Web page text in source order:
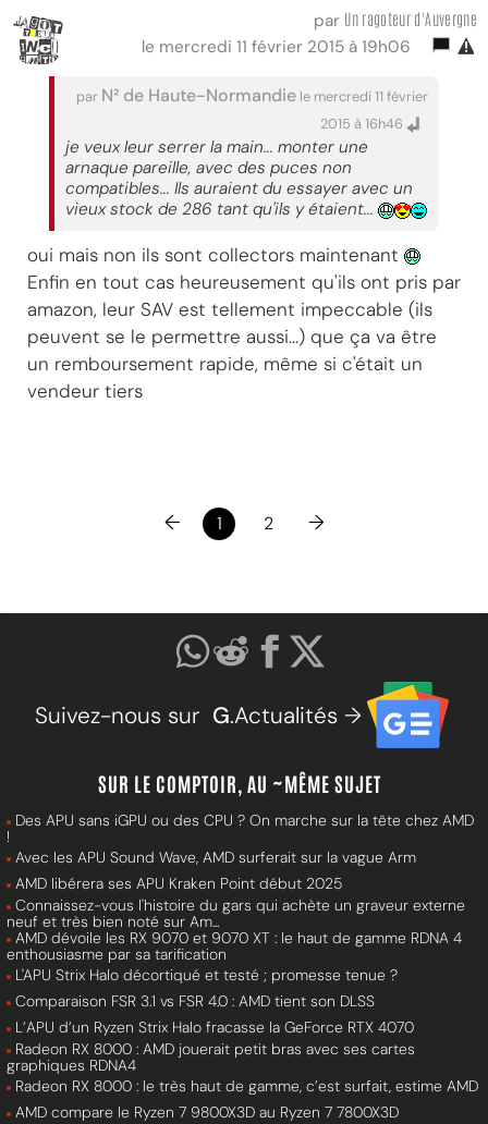
par Un ragoteur d'Auvergne
le mercredi 11 février 2015 à 19h06
par N² de Haute-Normandie le mercredi 11 février
2015 à 16h46
je veux leur serrer la main... monter une
arnaque pareille, avec des puces non
compatibles... Ils auraient du essayer avec un
vieux stock de 286 tant qu'ils y étaient...
oui mais non ils sont collectors maintenant
Enfin en tout cas heureusement qu'ils ont pris par
amazon, leur SAV est tellement impeccable (ils
peuvent se le permettre aussi...) que ça va être
un remboursement rapide, même si c'était un
vendeur tiers
← 1 2 →
Suivez-nous sur G.Actualités →
SUR LE COMPTOIR, AU ~MÊME SUJET
Des APU sans iGPU ou des CPU ? On marche sur la tête chez AMD
!
Avec les APU Sound Wave, AMD surferait sur la vague Arm
AMD libérera ses APU Kraken Point début 2025
Connaissez-vous l'histoire du gars qui achète un graveur externe
neuf et très bien noté sur Am...
AMD dévoile les RX 9070 et 9070 XT : le haut de gamme RDNA 4
enthousiasme par sa tarification
L'APU Strix Halo décortiqué et testé ; promesse tenue ?
Comparaison FSR 3.1 vs FSR 4.0 : AMD tient son DLSS
L’APU d’un Ryzen Strix Halo fracasse la GeForce RTX 4070
Radeon RX 8000 : AMD jouerait petit bras avec ses cartes
graphiques RDNA4
Radeon RX 8000 : le très haut de gamme, c’est surfait, estime AMD
AMD compare le Ryzen 7 9800X3D au Ryzen 7 7800X3D